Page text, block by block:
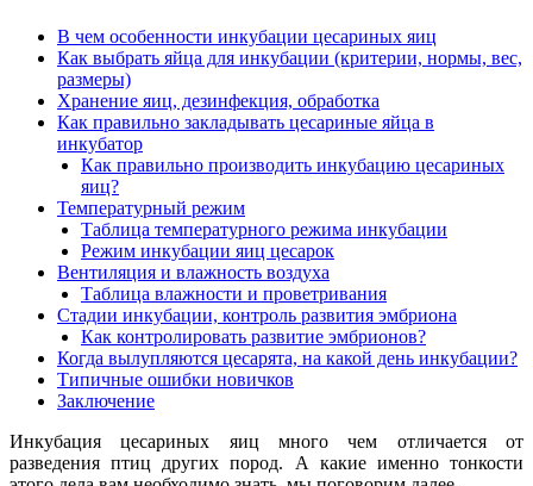
В чем особенности инкубации цесариных яиц
Как выбрать яйца для инкубации (критерии, нормы, вес,
размеры)
Хранение яиц, дезинфекция, обработка
Как правильно закладывать цесариные яйца в
инкубатор
Как правильно производить инкубацию цесариных
яиц?
Температурный режим
Таблица температурного режима инкубации
Режим инкубации яиц цесарок
Вентиляция и влажность воздуха
Таблица влажности и проветривания
Стадии инкубации, контроль развития эмбриона
Как контролировать развитие эмбрионов?
Когда вылупляются цесарята, на какой день инкубации?
Типичные ошибки новичков
Заключение
Инкубация цесариных яиц много чем отличается от
разведения птиц других пород. А какие именно тонкости